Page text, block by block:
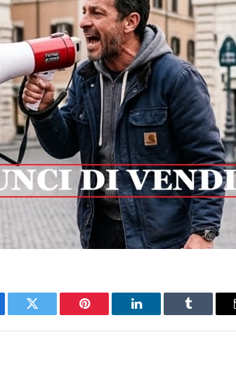
Twitter Pinterest LinkedIn Tumblr